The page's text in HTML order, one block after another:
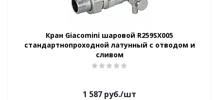
Кран Giacomini шаровой R259SX005
стандартнопроходной латунный с отводом и
сливом
1 587 руб./шт